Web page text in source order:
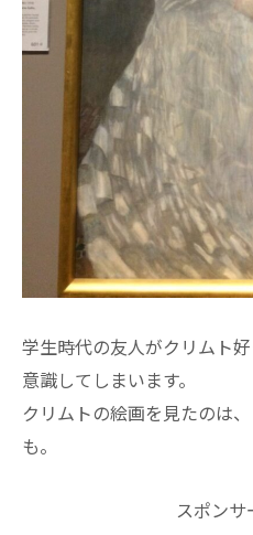
学生時代の友人がクリムト
意識してしまいます。
クリムトの絵画を見たのは
も。
スポンサ